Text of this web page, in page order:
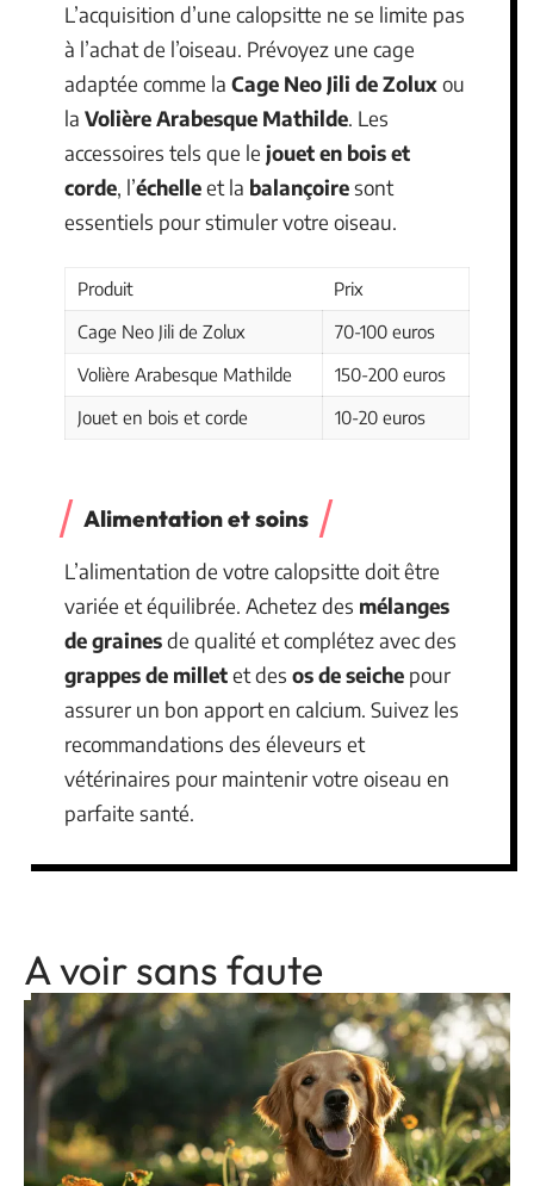
L’acquisition d’une calopsitte ne se limite pas
à l’achat de l’oiseau. Prévoyez une cage
adaptée comme la Cage Neo Jili de Zoluxou
la Volière Arabesque Mathilde. Les
accessoires tels que le jouet en bois et
corde, l’échelleet la balançoiresont
essentiels pour stimuler votre oiseau.
Produit
Prix
Cage Neo Jili de Zolux
70-100 euros
Volière Arabesque Mathilde
150-200 euros
Jouet en bois et corde
10-20 euros
Alimentation et soins
L’alimentation de votre calopsitte doit être
variée et équilibrée. Achetez des mélanges
de grainesde qualité et complétez avec des
grappes de milletet des os de seiche pour
assurer un bon apport en calcium. Suivez les
recommandations des éleveurs et
vétérinaires pour maintenir votre oiseau en
parfaite santé.
A voir sans faute